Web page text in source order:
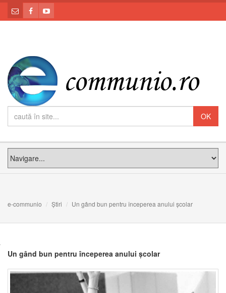
e-communio Știri Un gând bun pentru începerea anului școlar
Un gând bun pentru începerea anului școlar